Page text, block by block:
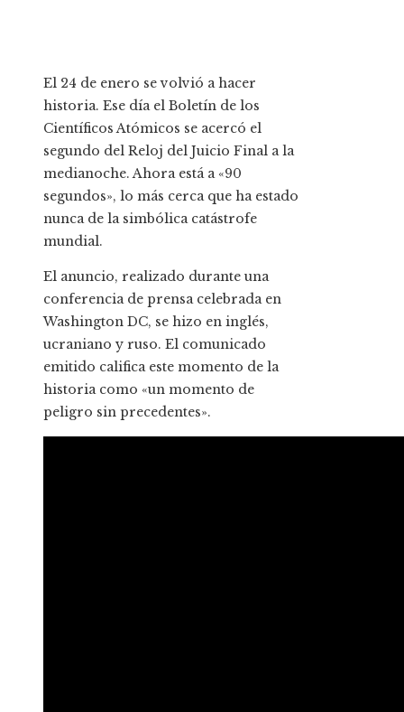
El 24 de enero se volvió a hacer
historia. Ese día el Boletín de los
Científicos Atómicos se acercó el
segundo del Reloj del Juicio Final a la
medianoche. Ahora está a «90
segundos», lo más cerca que ha estado
nunca de la simbólica catástrofe
mundial.
El anuncio, realizado durante una
conferencia de prensa celebrada en
Washington DC, se hizo en inglés,
ucraniano y ruso. El comunicado
emitido califica este momento de la
historia como «un momento de
peligro sin precedentes».